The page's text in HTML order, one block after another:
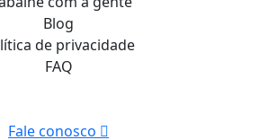
Blog
de privacidade
FAQ
Fale conosco